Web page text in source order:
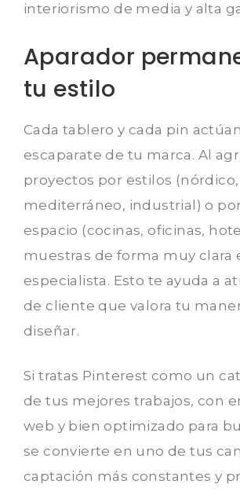
interiorismo de media y alta
Aparador
tu estilo
Cada tablero y cada pin
escaparate de tu marca. Al
proyectos por estilos (nórdico,
mediterráneo, industrial) o
espacio (cocinas, oficinas,
muestras de forma muy clara
especialista. Esto te ayuda a
de cliente que valora tu
diseñar.
Si tratas Pinterest como un
de tus mejores trabajos, con
web y bien optimizado para
se convierte en uno de tus
captación más constantes y